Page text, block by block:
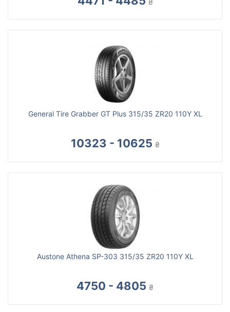
₴
General Tire Grabber GT Plus 315/35 ZR20 110Y XL
10323 - 10625 ₴
Austone Athena SP-303 315/35 ZR20 110Y XL
4750 - 4805 ₴